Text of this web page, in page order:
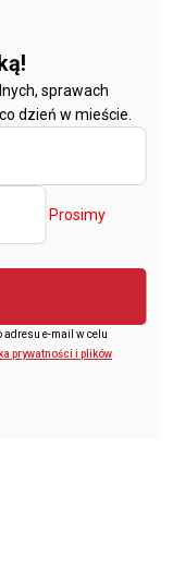
sprawach
dzień w mieście.
Prosimy
e-mail w celu
prywatności i plików